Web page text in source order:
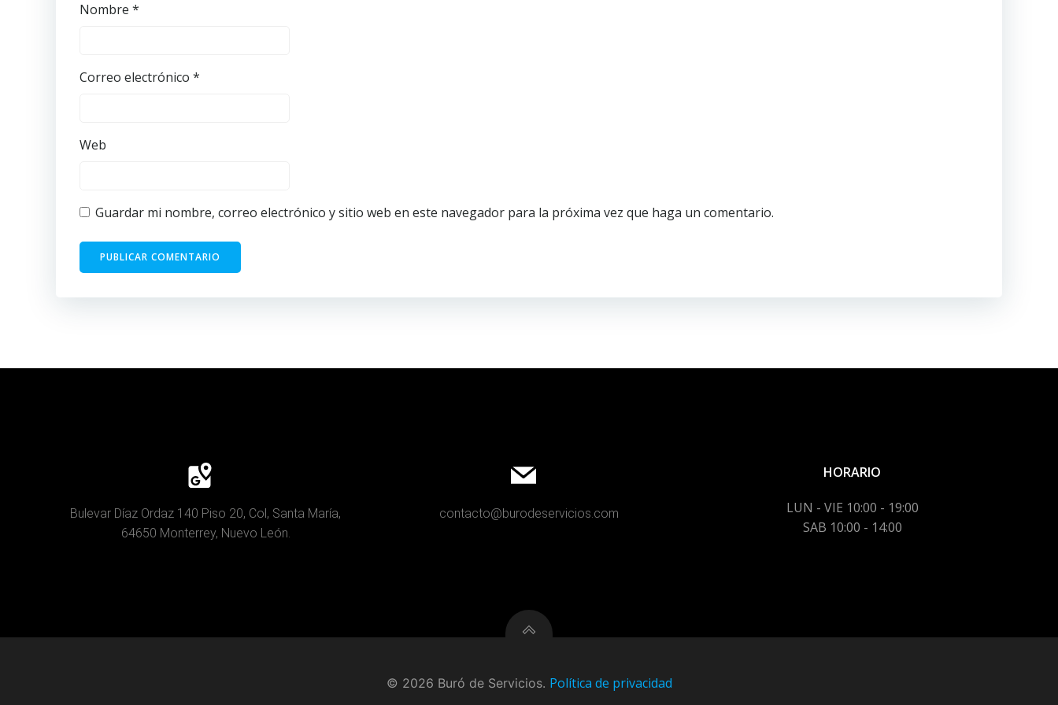
Nombre *
Correo electrónico *
Web
Guardar mi nombre, correo electrónico y sitio web en este navegador para la próxima vez que haga un comentario.
Bulevar Díaz Ordaz 140 Piso 20, Col, Santa María,
64650 Monterrey, Nuevo León.
contacto@burodeservicios.com
HORARIO
LUN - VIE 10:00 - 19:00
SAB 10:00 - 14:00
© 2026 Buró de Servicios. Política de privacidad